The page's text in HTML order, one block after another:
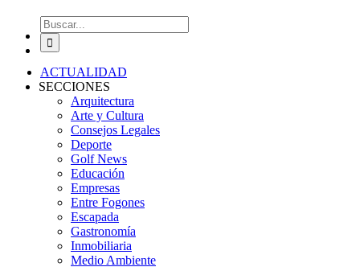
Buscar:
ACTUALIDAD
SECCIONES
Arquitectura
Arte y Cultura
Consejos Legales
Deporte
Golf News
Educación
Empresas
Entre Fogones
Escapada
Gastronomía
Inmobiliaria
Medio Ambiente